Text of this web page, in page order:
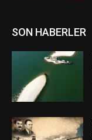
SON HABERLER